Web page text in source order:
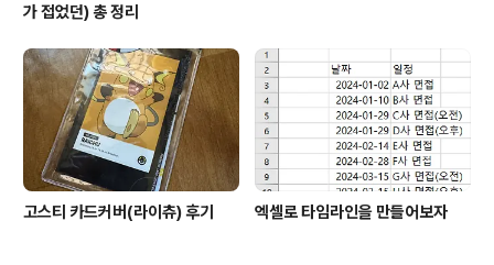
가 접었던) 총 정리
고스티 카드커버(라이츄) 후기 엑셀로 타임라인을 만들어보자